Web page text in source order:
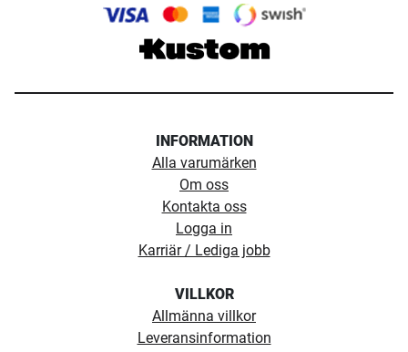
INFORMATION
Alla varumärken
Om oss
Kontakta oss
Logga in
Karriär / Lediga jobb
VILLKOR
Allmänna villkor
Leveransinformation